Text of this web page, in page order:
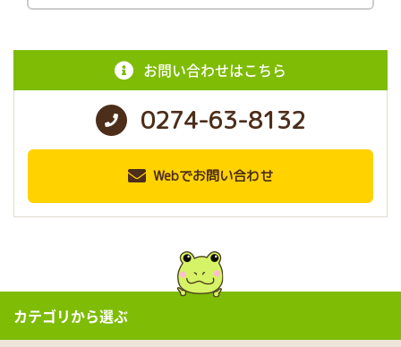
お問い合わせはこちら
0274-63-8132
Webでお問い合わせ
カテゴリから選ぶ